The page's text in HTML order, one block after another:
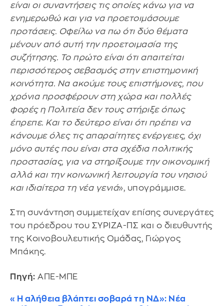
είναι οι συναντήσεις τις οποίες κάνω για να
ενημερωθώ και για να προετοιμάσουμε
προτάσεις. Οφείλω να πω ότι δύο θέματα
μένουν από αυτή την προετοιμασία της
συζήτησης. Το πρώτο είναι ότι απαιτείται
περισσότερος σεβασμός στην επιστημονική
κοινότητα. Να ακούμε τους επιστήμονες, που
χρόνια προσφέρουν στη χώρα και πολλές
φορές η Πολιτεία δεν τους στήριξε όπως
έπρεπε. Και το δεύτερο είναι ότι πρέπει να
κάνουμε όλες τις απαραίτητες ενέργειες, όχι
μόνο αυτές που είναι στα σχέδια πολιτικής
προστασίας, για να στηρίξουμε την οικονομική
αλλά και την κοινωνική λειτουργία του νησιού
και ιδιαίτερα τη νέα γενιά», υπογράμμισε.
Στη συνάντηση συμμετείχαν επίσης συνεργάτες
του πρόεδρου του ΣΥΡΙΖΑ-ΠΣ και ο διευθυντής
της Κοινοβουλευτικής Ομάδας, Γιώργος
Μπάκης.
Πηγή: ΑΠΕ-ΜΠΕ
«Η αλήθεια βλάπτει σοβαρά τη ΝΔ»: Νέα